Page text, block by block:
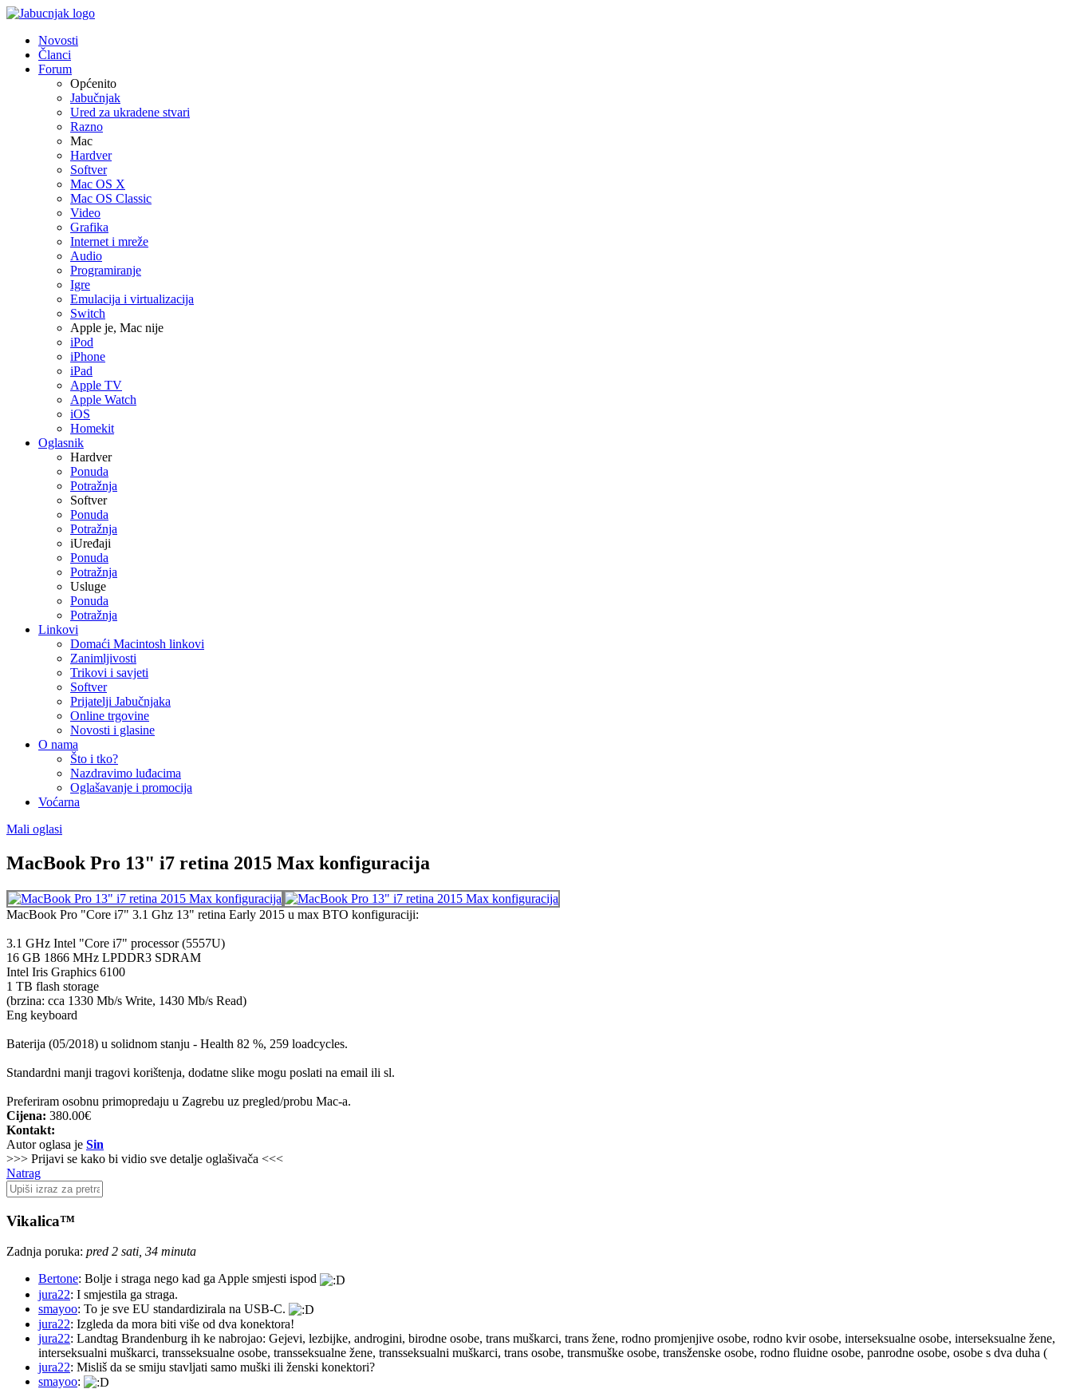
Novosti
Članci
Forum
Općenito
Jabučnjak
Ured za ukradene stvari
Razno
Mac
Hardver
Softver
Mac OS X
Mac OS Classic
Video
Grafika
Internet i mreže
Audio
Programiranje
Igre
Emulacija i virtualizacija
Switch
Apple je, Mac nije
iPod
iPhone
iPad
Apple TV
Apple Watch
iOS
Homekit
Oglasnik
Hardver
Ponuda
Potražnja
Softver
Ponuda
Potražnja
iUređaji
Ponuda
Potražnja
Usluge
Ponuda
Potražnja
Linkovi
Domaći Macintosh linkovi
Zanimljivosti
Trikovi i savjeti
Softver
Prijatelji Jabučnjaka
Online trgovine
Novosti i glasine
O nama
Što i tko?
Nazdravimo luđacima
Oglašavanje i promocija
Voćarna
Mali oglasi
MacBook Pro 13" i7 retina 2015 Max konfiguracija
MacBook Pro "Core i7" 3.1 Ghz 13" retina Early 2015 u max BTO konfiguraciji:
3.1 GHz Intel "Core i7" processor (5557U)
16 GB 1866 MHz LPDDR3 SDRAM
Intel Iris Graphics 6100
1 TB flash storage
(brzina: cca 1330 Mb/s Write, 1430 Mb/s Read)
Eng keyboard
Baterija (05/2018) u solidnom stanju - Health 82 %, 259 loadcycles.
Standardni manji tragovi korištenja, dodatne slike mogu poslati na email ili sl.
Preferiram osobnu primopredaju u Zagrebu uz pregled/probu Mac-a.
Cijena: 380.00€
Kontakt:
Autor oglasa je Sin
>>> Prijavi se kako bi vidio sve detalje oglašivača <<<
Natrag
Vikalica™
Zadnja poruka: pred 2 sati, 34 minuta
Bertone: Bolje i straga nego kad ga Apple smjesti ispod
jura22: I smjestila ga straga.
smayoo: To je sve EU standardizirala na USB-C.
jura22: Izgleda da mora biti više od dva konektora!
jura22: Landtag Brandenburg ih ke nabrojao: Gejevi, lezbijke, androgini, birodne osobe, trans muškarci, trans žene, rodno promjenjive osobe, rodno kvir osobe, interseksualne osobe, interseksualne žene,
interseksualni muškarci, transseksualne osobe, transseksualne žene, transseksualni muškarci, trans osobe, transmuške osobe, transženske osobe, rodno fluidne osobe, panrodne osobe, osobe s dva duha (
jura22: Misliš da se smiju stavljati samo muški ili ženski konektori?
smayoo: